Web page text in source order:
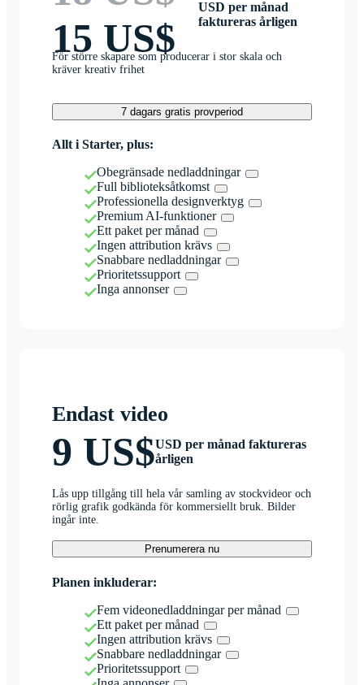
15 US$
USD per månad
faktureras årligen
För större skapare som producerar i stor skala och
kräver kreativ frihet
7 dagars gratis provperiod
Allt i Starter, plus:
Obegränsade nedladdningar
Full biblioteksåtkomst
Professionella designverktyg
Premium AI-funktioner
Ett paket per månad
Ingen attribution krävs
Snabbare nedladdningar
Prioritetssupport
Inga annonser
Endast video
9 US$USD per månad faktureras
årligen
Lås upp tillgång till hela vår samling av stockvideor och
rörlig grafik godkända för kommersiellt bruk. Bilder
ingår inte.
Prenumerera nu
Planen inkluderar:
Fem videonedladdningar per månad
Ett paket per månad
Ingen attribution krävs
Snabbare nedladdningar
Prioritetssupport